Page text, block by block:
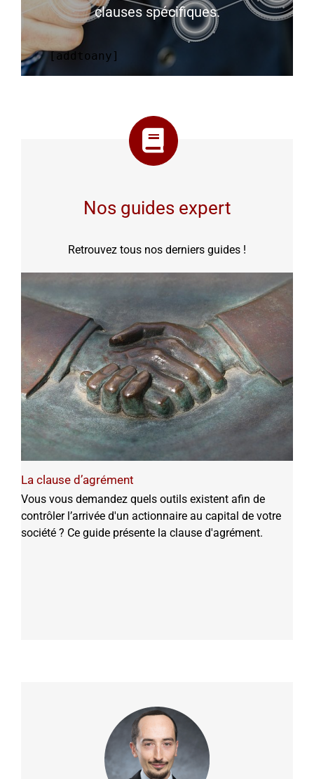
clauses spécifiques.
[addtoany]
Nos guides expert
Retrouvez tous nos derniers guides !
La clause d’agrément
Vous vous demandez quels outils existent afin de
contrôler l’arrivée d'un actionnaire au capital de votre
société ? Ce guide présente la clause d'agrément.